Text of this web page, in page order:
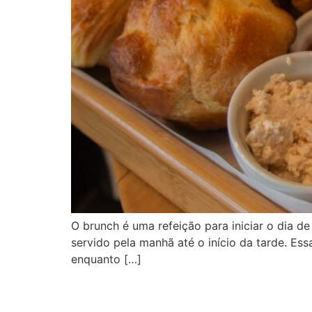
O brunch é uma refeição para iniciar o dia
servido pela manhã até o início da tarde.
enquanto […]